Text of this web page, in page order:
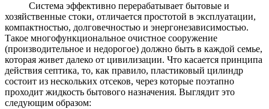
Система эффективно перерабатывает бытовые и
хозяйственные стоки, отличается простотой в эксплуатации,
компактностью, долговечностью и энергонезависимостью.
Такое многофункциональное очистное сооружение
(производительное и недорогое) должно быть в каждой семье,
которая живет далеко от цивилизации. Что касается принципа
действия септика, то, как правило, пластиковый цилиндр
состоит из нескольких отсеков, через которые поэтапно
проходит жидкость бытового назначения. Выглядит это
следующим образом: